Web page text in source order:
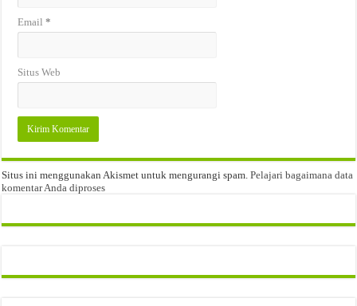
Email*
Situs Web
Situs ini menggunakan Akismet untuk mengurangi spam.Pelajari bagaimana data
komentar Anda diproses